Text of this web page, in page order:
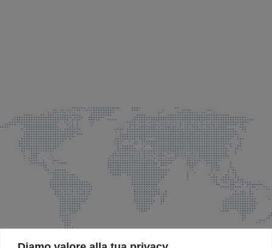
info@faeg.it
COMMERCIALE E SPEDIZIONI
Via Padre Elzi, 32 Grassobbio (BG)
035 525015
035 335037
info@faeg.it
SITE MAP